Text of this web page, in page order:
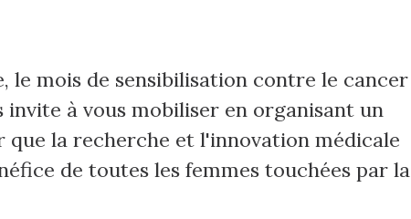
le mois de sensibilisation contre le cancer
invite à vous mobiliser en organisant un
que la recherche et l'innovation médicale
de toutes les femmes touchées par la